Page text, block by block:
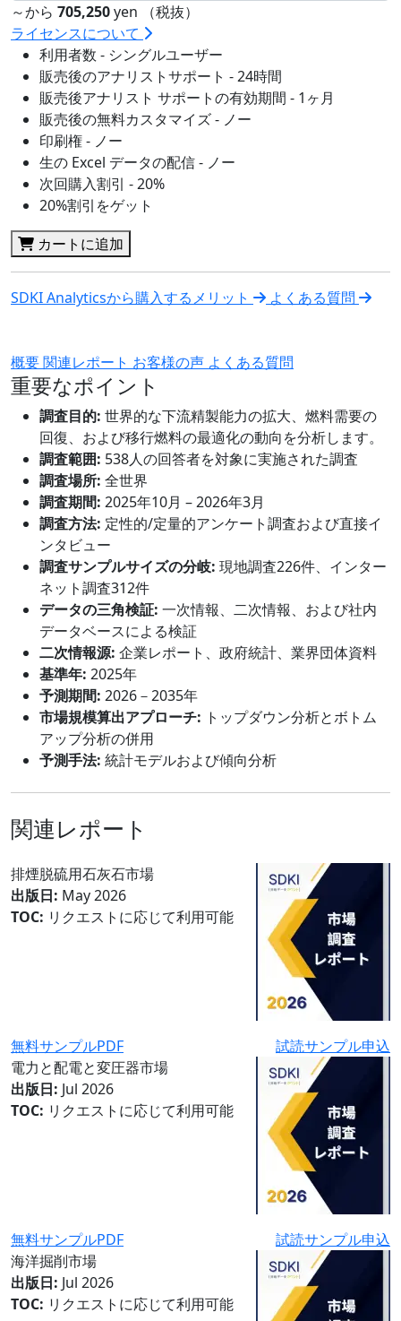
～から 705,250yen （税抜）
ライセンスについて
利用者数 - シングルユーザー
販売後のアナリストサポート - 24時間
販売後アナリスト サポートの有効期間 - 1ヶ月
販売後の無料カスタマイズ - ノー
印刷権 - ノー
生の Excel データの配信 - ノー
次回購入割引 - 20%
20%割引をゲット
カートに追加
SDKI Analyticsから購入するメリット よくある質問
概要関連レポート お客様の声 よくある質問
重要なポイント
調査目的: 世界的な下流精製能力の拡大、燃料需要の
回復、および移行燃料の最適化の動向を分析します。
調査範囲: 538人の回答者を対象に実施された調査
調査場所: 全世界
調査期間: 2025年10月 – 2026年3月
調査方法: 定性的/定量的アンケート調査および直接イ
ンタビュー
調査サンプルサイズの分岐: 現地調査226件、インター
ネット調査312件
データの三角検証: 一次情報、二次情報、および社内
データベースによる検証
二次情報源: 企業レポート、政府統計、業界団体資料
基準年: 2025年
予測期間: 2026－2035年
市場規模算出アプローチ: トップダウン分析とボトム
アップ分析の併用
予測手法: 統計モデルおよび傾向分析
関連レポート
排煙脱硫用石灰石市場
出版日: May 2026
TOC: リクエストに応じて利用可能
無料サンプルPDF
試読サンプル申込
電力と配電と変圧器市場
出版日: Jul 2026
TOC: リクエストに応じて利用可能
無料サンプルPDF
試読サンプル申込
海洋掘削市場
出版日: Jul 2026
TOC: リクエストに応じて利用可能